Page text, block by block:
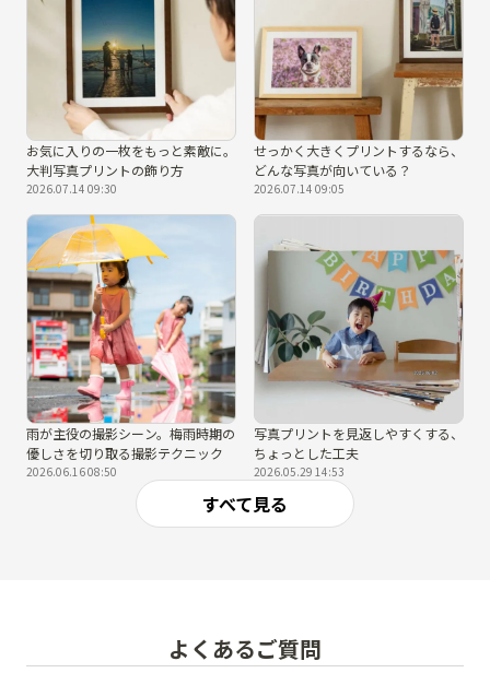
お気に入りの一枚をもっと素敵に。
大判写真プリントの飾り方
2026.07.14 09:30
せっかく大きくプリントするなら、
どんな写真が向いている？
2026.07.14 09:05
雨が主役の撮影シーン。梅雨時期の
優しさを切り取る撮影テクニック
2026.06.16 08:50
写真プリントを見返しやすくする、
ちょっとした工夫
2026.05.29 14:53
すべて見る
よくあるご質問